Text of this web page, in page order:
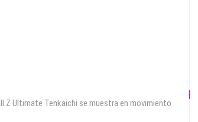
Z Ultimate Tenkaichi se muestra en movimiento